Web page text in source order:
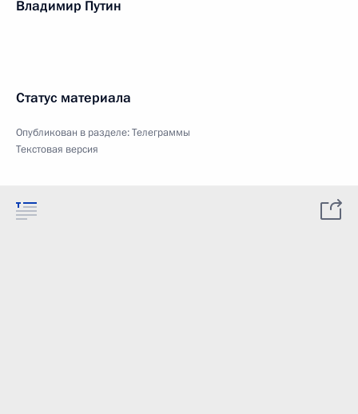
Владимир Путин
Статус материала
Опубликован в разделе:Телеграммы
Текстовая версия